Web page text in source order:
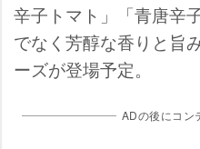
辛子トマト」「青唐辛
でなく芳醇な香りと旨
ーズが登場予定。
ADの後にコン